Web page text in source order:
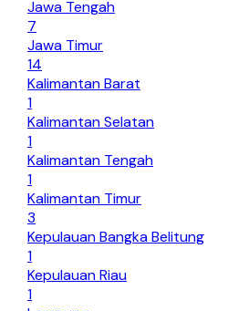
Jawa Tengah
7
Jawa Timur
14
Kalimantan Barat
1
Kalimantan Selatan
1
Kalimantan Tengah
1
Kalimantan Timur
3
Kepulauan Bangka Belitung
1
Kepulauan Riau
1